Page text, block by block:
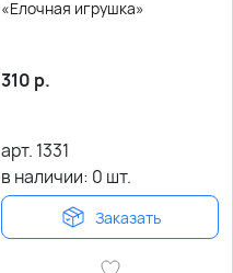
«Елочная игрушка»
310 р.
арт. 1331
в наличии: 0 шт.
Заказать